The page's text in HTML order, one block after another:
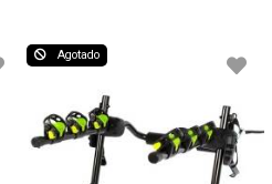
Agotado